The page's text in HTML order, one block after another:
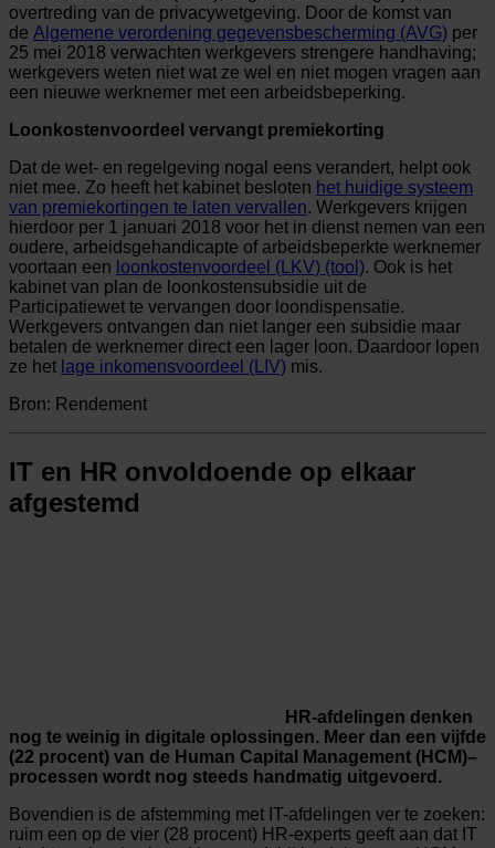
overtreding van de privacywetgeving. Door de komst van
de Algemene verordening gegevensbescherming (AVG) per
25 mei 2018 verwachten werkgevers strengere handhaving;
werkgevers weten niet wat ze wel en niet mogen vragen aan
een nieuwe werknemer met een arbeidsbeperking.
Loonkostenvoordeel vervangt premiekorting
Dat de wet- en regelgeving nogal eens verandert, helpt ook
niet mee. Zo heeft het kabinet besloten het huidige systeem
van premiekortingen te laten vervallen. Werkgevers krijgen
hierdoor per 1 januari 2018 voor het in dienst nemen van een
oudere, arbeidsgehandicapte of arbeidsbeperkte werknemer
voortaan een loonkostenvoordeel (LKV) (tool). Ook is het
kabinet van plan de loonkostensubsidie uit de
Participatiewet te vervangen door loondispensatie.
Werkgevers ontvangen dan niet langer een subsidie maar
betalen de werknemer direct een lager loon. Daardoor lopen
ze het lage inkomensvoordeel (LIV) mis.
Bron: Rendement
IT en HR onvoldoende op elkaar
afgestemd
HR-afdelingen denken
nog te weinig in digitale oplossingen. Meer dan een vijfde
(22 procent) van de Human Capital Management (HCM)–
processen wordt nog steeds handmatig uitgevoerd.
Bovendien is de afstemming met IT-afdelingen ver te zoeken:
ruim een op de vier (28 procent) HR-experts geeft aan dat IT